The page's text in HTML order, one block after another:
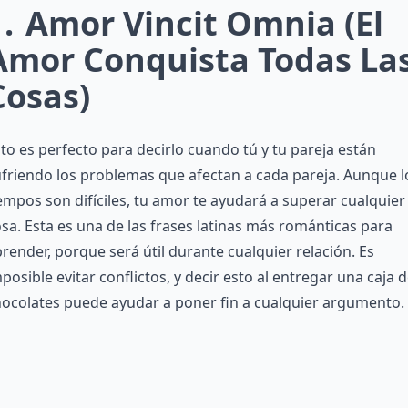
Amor Vincit Omnia (El
Conquista Todas
es perfecto para decirlo cuando tú y tu pareja están
los problemas que afectan a cada pareja. Aunque
son difíciles, tu amor te ayudará a superar cualquier
Esta es una de las frases latinas más románticas para
porque será útil durante cualquier relación. Es
evitar conflictos, y decir esto al entregar una caja
puede ayudar a poner fin a cualquier argumento.